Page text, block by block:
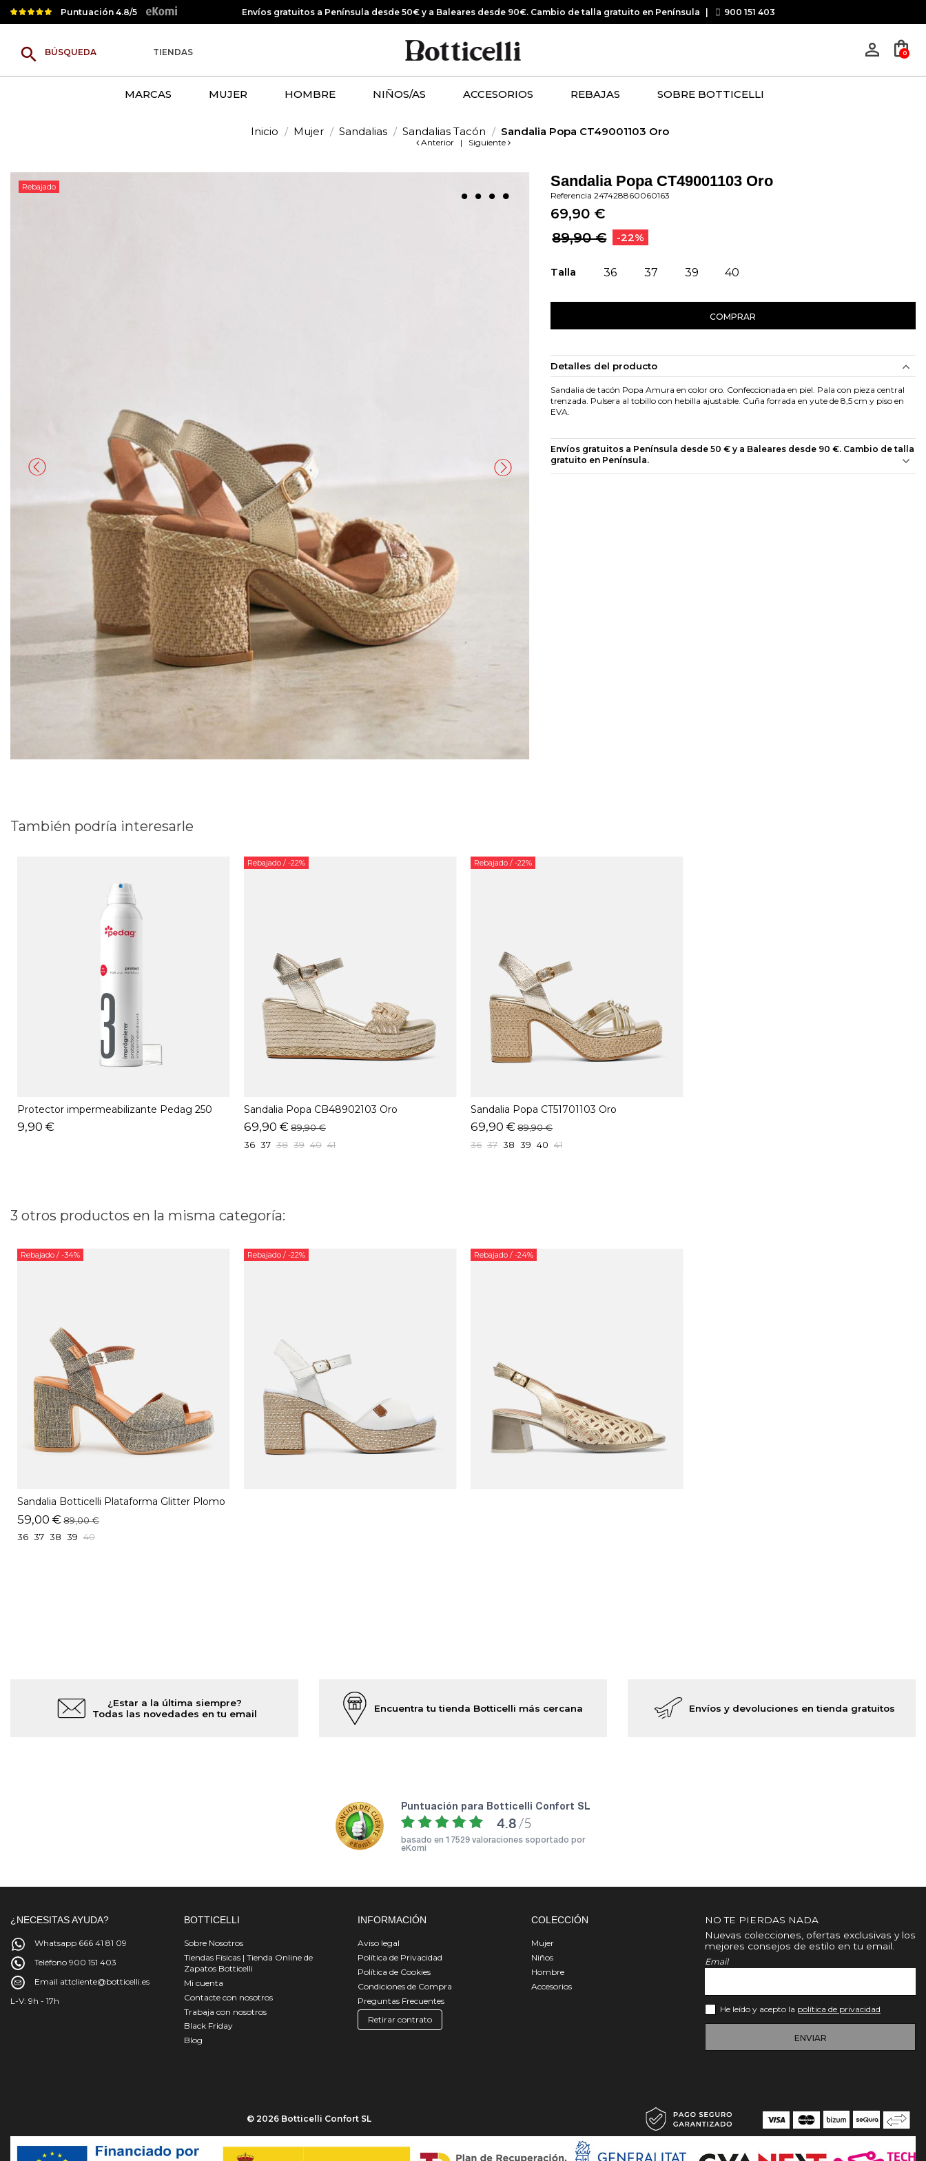
Puntuación 4.8/5 Envíos gratuitos a Península desde 50€ y a Baleares desde 90€. Cambio de talla gratuito en Península 900 151 403
search TIENDAS person_outline shopping_bag
0
MARCAS MUJER HOMBRE NIÑOS/AS ACCESORIOS REBAJAS SOBRE BOTTICELLI
Inicio Mujer Sandalias Sandalias Tacón Sandalia Popa CT49001103 Oro
Anterior | Siguiente
Rebajado Sandalia Popa CT49001103 Oro
Referencia 247428860060163
69,90 €
89,90 €
-22%
Talla 36 37 39 40
COMPRAR
Detalles del producto
Sandalia de tacón Popa Amura en color oro. Confeccionada en piel. Pala con pieza central
trenzada. Pulsera al tobillo con hebilla ajustable. Cuña forrada en yute de 8,5 cm y piso en
EVA.
Envíos gratuitos a Península desde 50 € y a Baleares desde 90 €. Cambio de talla
gratuito en Península.
También podría interesarle
Protector impermeabilizante Pedag 250
ML
9,90 €
Rebajado / -22%
Sandalia Popa CB48902103 Oro
69,90 € 89,90 €
36 37 38 39 40 41
Rebajado / -22%
Sandalia Popa CT51701103 Oro
69,90 € 89,90 €
36 37 38 39 40 41
3 otros productos en la misma categoría:
Rebajado / -34%
Sandalia Botticelli Plataforma Glitter Plomo
59,00 € 89,00 €
36 37 38 39 40
Rebajado / -22% Rebajado / -24%
¿Estar a la última siempre?
Todas las novedades en tu email
Encuentra tu tienda Botticelli más cercana Envíos y devoluciones en tienda gratuitos
puntuación para Botticelli Confort SL
4.8 /5
basado en 17529 valoraciones soportado por
eKomi
¿NECESITAS AYUDA?
Whatsapp 666 41 81 09
Teléfono 900 151 403
Email attcliente@botticelli.es
L-V: 9h - 17h
BOTTICELLI
Sobre Nosotros
Tiendas Físicas | Tienda Online de
Zapatos Botticelli
Mi cuenta
Contacte con nosotros
Trabaja con nosotros
Black Friday
Blog
INFORMACIÓN
Aviso legal
Política de Privacidad
Política de Cookies
Condiciones de Compra
Preguntas Frecuentes
Retirar contrato
COLECCIÓN
Mujer
Niños
Hombre
Accesorios
NO TE PIERDAS NADA
Nuevas colecciones, ofertas exclusivas y los
mejores consejos de estilo en tu email.
Email
He leído y acepto la política de privacidad
ENVIAR
© 2026 Botticelli Confort SL